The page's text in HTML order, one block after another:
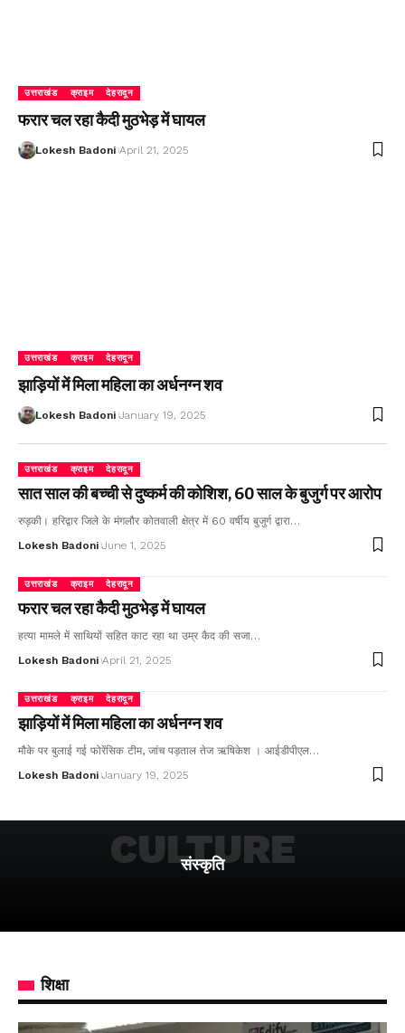
उत्तराखंड क्राइम देहरादून
फरार चल रहा कैदी मुठभेड़ में घायल
Lokesh Badoni April 21, 2025
उत्तराखंड क्राइम देहरादून
झाड़ियों में मिला महिला का अर्धनग्न शव
Lokesh Badoni January 19, 2025
उत्तराखंड क्राइम देहरादून
सात साल की बच्ची से दुष्कर्म की कोशिश, 60 साल के बुजुर्ग पर आरोप
रुड़की। हरिद्वार जिले के मंगलौर कोतवाली क्षेत्र में 60 वर्षीय बुजुर्ग द्वारा…
Lokesh Badoni June 1, 2025
उत्तराखंड क्राइम देहरादून
फरार चल रहा कैदी मुठभेड़ में घायल
हत्या मामले में साथियों सहित काट रहा था उम्र कैद की सजा…
Lokesh Badoni April 21, 2025
उत्तराखंड क्राइम देहरादून
झाड़ियों में मिला महिला का अर्धनग्न शव
मौके पर बुलाई गई फोरेंसिक टीम, जांच पड़ताल तेज ऋषिकेश । आईडीपीएल…
Lokesh Badoni January 19, 2025
संस्कृति
CULTURE
शिक्षा